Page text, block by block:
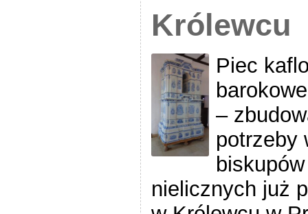
Królewcu
Piec
–
potrzeby
nielicznych już